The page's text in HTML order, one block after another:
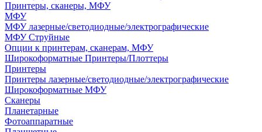
Принтеры, сканеры, МФУ
МФУ
МФУ лазерные/светодиодные/электрографические
МФУ Струйные
Опции к принтерам, сканерам, МФУ
Широкоформатные Принтеры/Плоттеры
Принтеры
Принтеры лазерные/светодиодные/электрографические
Широкоформатные МФУ
Сканеры
Планетарные
Фотоаппаратные